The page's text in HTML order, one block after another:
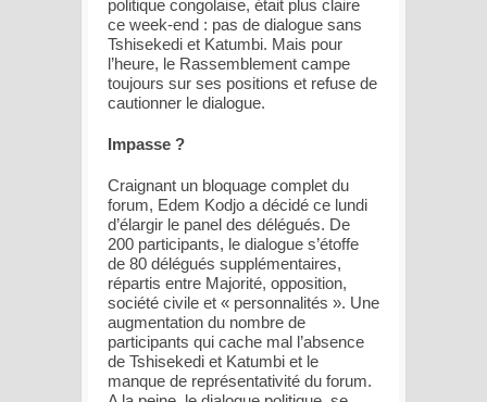
politique congolaise, était plus claire
ce week-end : pas de dialogue sans
Tshisekedi et Katumbi. Mais pour
l’heure, le Rassemblement campe
toujours sur ses positions et refuse de
cautionner le dialogue.
Impasse ?
Craignant un bloquage complet du
forum, Edem Kodjo a décidé ce lundi
d’élargir le panel des délégués. De
200 participants, le dialogue s’étoffe
de 80 délégués supplémentaires,
répartis entre Majorité, opposition,
société civile et « personnalités ». Une
augmentation du nombre de
participants qui cache mal l’absence
de Tshisekedi et Katumbi et le
manque de représentativité du forum.